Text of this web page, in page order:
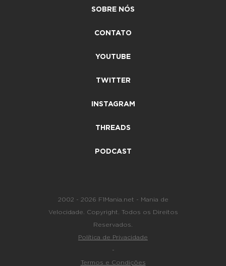
SOBRE NÓS
CONTATO
YOUTUBE
TWITTER
INSTAGRAM
THREADS
PODCAST
2002 - 2026 F1Mania.net - Mania de
Velocidade. Copyright. Todos os Direitos
Reservados.
Política de Privacidade
-
Termos e Condições